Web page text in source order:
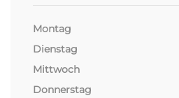
Montag
Dienstag
Mittwoch
Donnerstag